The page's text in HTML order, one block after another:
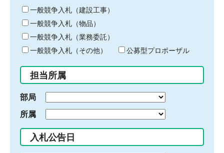
キ
ー
ワ
ー
ド
入
力
一般競争入札（建設工事）
一般競争入札（物品）
一般競争入札（業務委託）
一般競争入札（その他）
公募型プロポーザル
担当所属
部局
所属
入札公告日